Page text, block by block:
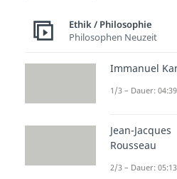
Fragen
Was ist
Metaphysik
auch
Ethik / Philosophie
Philosophen Neuzeit
Immanuel
1/3 – Dauer: 04:39
Jean-Jacques
Rousseau
2/3 – Dauer: 05:13